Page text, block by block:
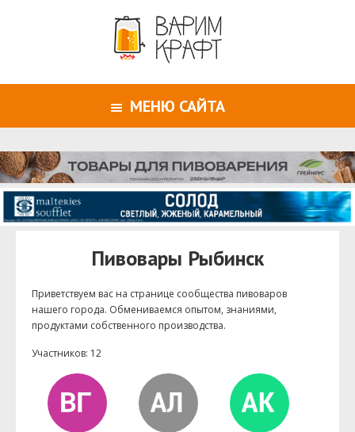
МЕНЮ САЙТА
Пивовары Рыбинск
Приветствуем ваc на странице сообщества пивоваров
нашего города. Обмениваемся опытом, знаниями,
продуктами собственного производства.
Участников: 12